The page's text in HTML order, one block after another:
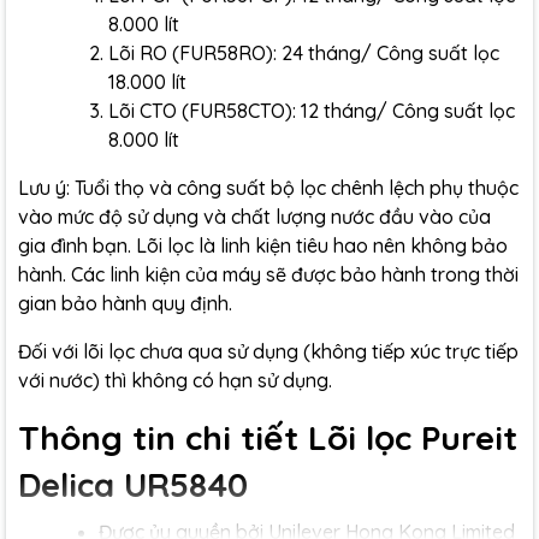
8.000 lít
Lõi RO (FUR58RO): 24 tháng/ Công suất lọc
18.000 lít
Lõi CTO (FUR58CTO): 12 tháng/ Công suất lọc
8.000 lít
Lưu ý: Tuổi thọ và công suất bộ lọc chênh lệch phụ thuộc
vào mức độ sử dụng và chất lượng nước đầu vào của
gia đình bạn. Lõi lọc là linh kiện tiêu hao nên không bảo
hành. Các linh kiện của máy sẽ được bảo hành trong thời
gian bảo hành quy định.
Đối với lõi lọc chưa qua sử dụng (không tiếp xúc trực tiếp
với nước) thì không có hạn sử dụng.
Thông tin chi tiết Lõi lọc Pureit
Delica UR5840
Được ủy quyền bởi Unilever Hong Kong Limited